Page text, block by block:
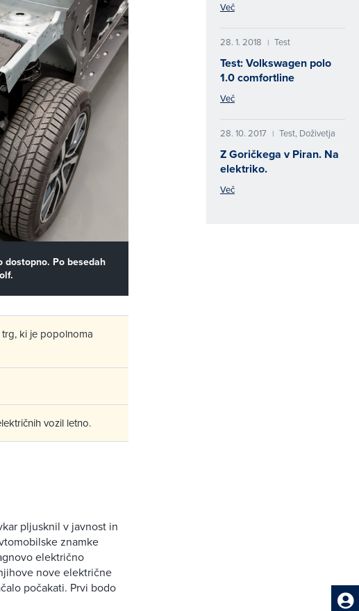
dostopno. Po besedah
ki je popolnoma
vozil letno.
pljusknil v javnost in
znamke
električno
nove električne
počakati. Prvi bodo
Več
28. 1. 2018 | Test
Test: Volkswagen polo
1.0 comfortline
Več
28. 10. 2017 | Test, Doživetja
Z Goričkega v Piran. Na
elektriko.
Več